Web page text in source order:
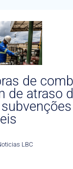
de
de atraso
LBC